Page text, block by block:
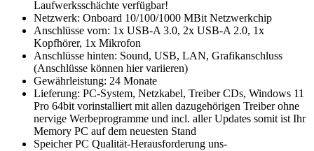
Laufwerksschächte verfügbar!
Netzwerk: Onboard 10/100/1000 MBit Netzwerkchip
Anschlüsse vorn: 1x USB-A 3.0, 2x USB-A 2.0, 1x
Kopfhörer, 1x Mikrofon
Anschlüsse hinten: Sound, USB, LAN, Grafikanschluss
(Anschlüsse können hier variieren)
Gewährleistung: 24 Monate
Lieferung: PC-System, Netzkabel, Treiber CDs, Windows 11
Pro 64bit vorinstalliert mit allen dazugehörigen Treiber ohne
nervige Werbeprogramme und incl. aller Updates somit ist Ihr
Memory PC auf dem neuesten Stand
Speicher PC Qualität-Herausforderung uns-